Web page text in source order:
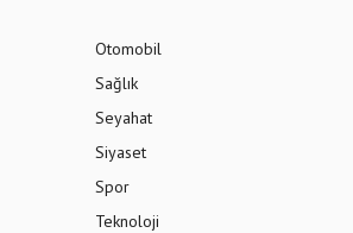
Otomobil
Sağlık
Seyahat
Siyaset
Spor
Teknoloji